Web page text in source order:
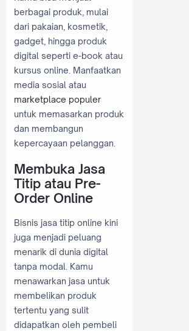
berbagai produk, mulai
dari pakaian, kosmetik,
gadget, hingga produk
digital seperti e-book atau
kursus online. Manfaatkan
media sosial atau
marketplace populer
untuk memasarkan produk
dan membangun
kepercayaan pelanggan.
Membuka Jasa
Titip atau Pre-
Order Online
Bisnis jasa titip online kini
juga menjadi peluang
menarik di dunia digital
tanpa modal. Kamu
menawarkan jasa untuk
membelikan produk
tertentu yang sulit
didapatkan oleh pembeli